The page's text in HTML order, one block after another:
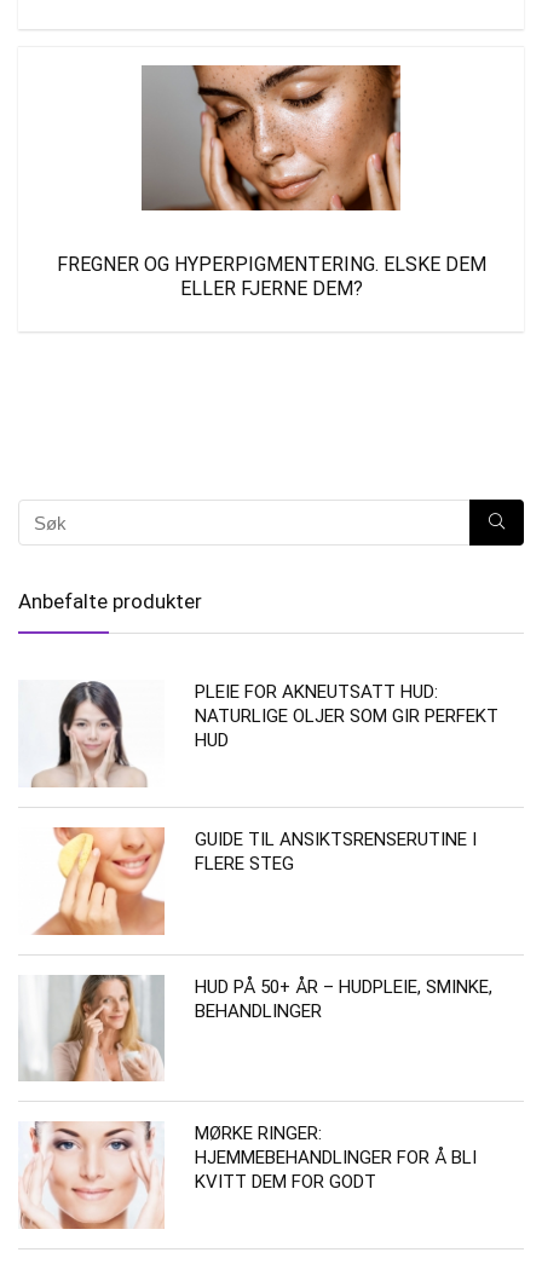
FREGNER OG HYPERPIGMENTERING. ELSKE DEM
ELLER FJERNE DEM?
Anbefalte produkter
PLEIE FOR AKNEUTSATT HUD:
NATURLIGE OLJER SOM GIR PERFEKT
HUD
GUIDE TIL ANSIKTSRENSERUTINE I
FLERE STEG
HUD PÅ 50+ ÅR – HUDPLEIE, SMINKE,
BEHANDLINGER
MØRKE RINGER:
HJEMMEBEHANDLINGER FOR Å BLI
KVITT DEM FOR GODT